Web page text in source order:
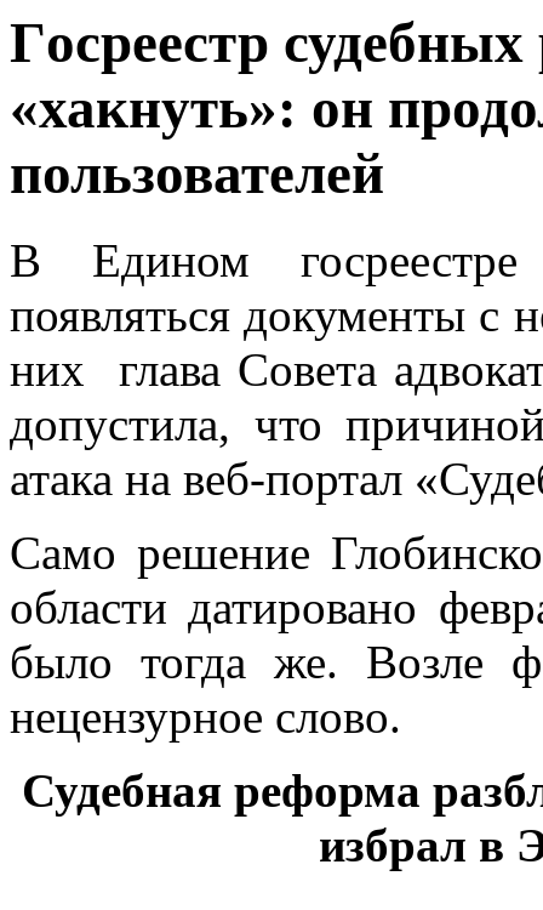
Гoсрeeстр
«хакнуть»: он
пользователей
В Едином
появляться документы с
них глава Совета
допустила, что
атака на веб-портал
Само решение
области датировано
было тогда же. Возле
нецензурное слово.
Судебная реформа
избрал в